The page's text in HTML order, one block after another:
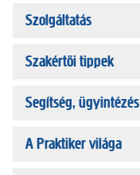
Szolgáltatás
Szakértői tippek
Segítség, ügyintézés
A Praktiker világa